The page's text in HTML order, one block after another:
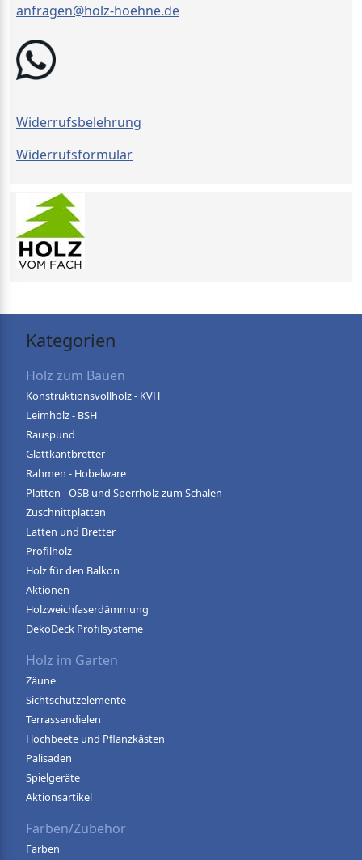
anfragen@holz-hoehne.de
Widerrufsbelehrung
Widerrufsformular
Kategorien
Holz zum Bauen
Konstruktionsvollholz - KVH
Leimholz - BSH
Rauspund
Glattkantbretter
Rahmen - Hobelware
Platten - OSB und Sperrholz zum Schalen
Zuschnittplatten
Latten und Bretter
Profilholz
Holz für den Balkon
Aktionen
Holzweichfaserdämmung
DekoDeck Profilsysteme
Holz im Garten
Zäune
Sichtschutzelemente
Terrassendielen
Hochbeete und Pflanzkästen
Palisaden
Spielgeräte
Aktionsartikel
Farben/Zubehör
Farben